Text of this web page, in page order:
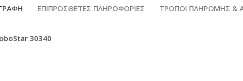
ΕΠΙΠΡΟΣΘΕΤΕΣ ΠΛΗΡΟΦΟΡΙΕΣ ΤΡΟΠΟΙ ΠΛΗΡΩΜΗΣ &
30340